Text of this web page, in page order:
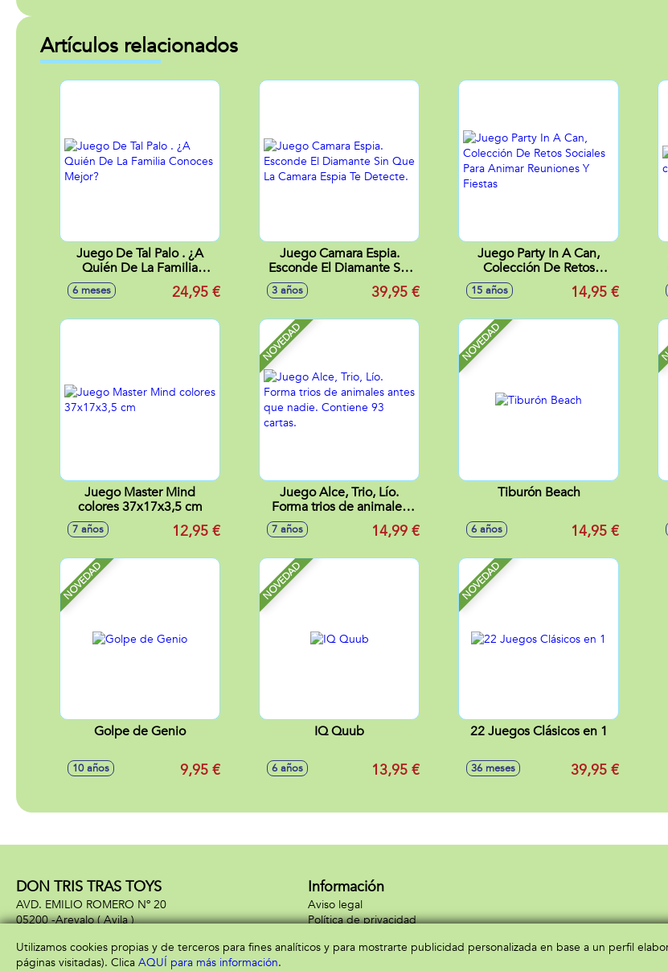
Artículos relacionados
Juego De Tal Palo . ¿A
Quién De La Familia
Conoces Mejor?
6 meses 24,95 €
Juego Camara Espia.
Esconde El Diamante Sin
Que La Camara Espia Te
3 años 39,95 €
Juego Party In A Can,
Colección De Retos
Sociales Para Animar
Reuniones Y Fiestas
15 años 14,95 €
Juego Master Mind
colores 37x17x3,5 cm
7 años 12,95 €
NOVEDAD
Juego Alce, Trio, Lío.
Forma trios de animales
antes que nadie. Contiene
7 años 14,99 €
NOVEDAD
Tiburón Beach
6 años 14,95 €
NOVEDAD
Golpe de Genio
10 años 9,95 €
NOVEDAD
IQ Quub
6 años 13,95 €
NOVEDAD
22 Juegos Clásicos en 1
36 meses 39,95 €
DON TRIS TRAS TOYS
AVD. EMILIO ROMERO Nº 20
05200 -Arevalo( Avila )
Información
Aviso legal
Política de privacidad
Utilizamos cookies propias y de terceros para fines analíticos y para mostrarte publicidad personalizada en base a un perfil
páginas visitadas). Clica AQUÍ para más información.